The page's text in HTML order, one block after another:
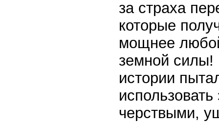
за страха
которые
мощнее
земной силы!
истории
черствыми,